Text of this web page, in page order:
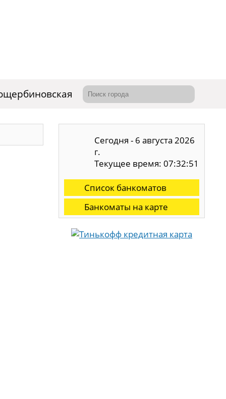
Сегодня - 6 августа 2026
г.
Текущее время: 07:32:51
Список банкоматов
Банкоматы на карте